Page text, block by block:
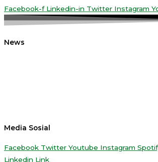
Facebook-f Linkedin-in Twitter Instagram
News
Media Sosial
Facebook Twitter Youtube Instagram
Linkedin Link